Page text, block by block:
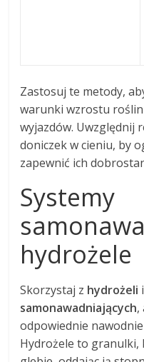
Zastosuj te metody,
warunki wzrostu
wyjazdów. Uwzględnij
doniczek w cieniu, by
zapewnić ich
Systemy
hydrożele
Skorzystaj z hydrożeli i
samonawadniających,
odpowiednie
Hydrożele to granulki,